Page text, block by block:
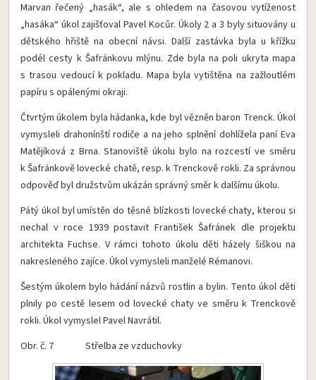
Marvan řečený „hasák“, ale s ohledem na časovou vytíženost
„hasáka“ úkol zajišťoval Pavel Kocůr. Úkoly 2 a 3 byly situovány u
dětského hřiště na obecní návsi. Další zastávka byla u křížku
podél cesty k Šafránkovu mlýnu. Zde byla na poli ukryta mapa
s trasou vedoucí k pokladu. Mapa byla vytištěna na zažloutlém
papíru s opálenými okraji.
Čtvrtým úkolem byla hádanka, kde byl vězněn baron Trenck. Úkol
vymysleli drahonínští rodiče a na jeho splnění dohlížela paní Eva
Matějíková z Brna. Stanoviště úkolu bylo na rozcestí ve směru
k Šafránkově lovecké chatě, resp. k Trenckově rokli. Za správnou
odpověď byl družstvům ukázán správný směr k dalšímu úkolu.
Pátý úkol byl umístěn do těsné blízkosti lovecké chaty, kterou si
nechal v roce 1939 postavit František Šafránek dle projektu
architekta Fuchse. V rámci tohoto úkolu děti házely šiškou na
nakresleného zajíce. Úkol vymysleli manželé Rémanovi.
Šestým úkolem bylo hádání názvů rostlin a bylin. Tento úkol děti
plnily po cestě lesem od lovecké chaty ve směru k Trenckově
rokli. Úkol vymyslel Pavel Navrátil.
Obr. č. 7 Střelba ze vzduchovky